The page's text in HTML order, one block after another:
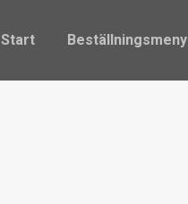
Start Beställningsmeny